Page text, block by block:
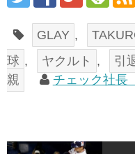
GLAY ,
球 , ヤクルト , 引
親
チェック社長